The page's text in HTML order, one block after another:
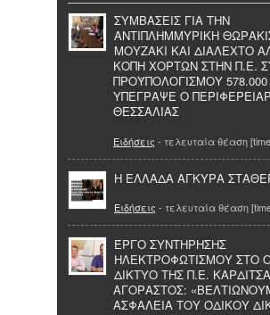
ΣΥΜΒΑΣΕΙΣ ΓΙΑ ΤΗΝ
ΑΝΤΙΠΛΗΜΜΥΡΙΚΗ
ΜΟΥΖΑΚΙ ΚΑΙ ΔΙΑΛΕΧΤΟ
ΚΟΠΗ ΧΟΡΤΩΝ ΣΤΗΝ Π.Ε.
ΠΡΟΫΠΟΛΟΓΙΣΜΟΥ
ΥΠΕΓΡΑΨΕ Ο
ΘΕΣΣΑΛΙΑΣ
Ειδήσεις - τελευταία θέαση
Η ΕΛΛΑΔΑ ΑΓΚΥΡΑ
Ειδήσεις - τελευταία θέαση
ΈΡΓΟ ΣΥΝΤΗΡΗΣΗΣ
ΗΛΕΚΤΡΟΦΩΤΙΣΜΟΥ ΣΤΟ
ΔΙΚΤΥΟ ΤΗΣ Π.Ε.
ΑΓΟΡΑΣΤΟΣ:
ΑΣΦΑΛΕΙΑ ΤΟΥ ΟΔΙΚΟΥ